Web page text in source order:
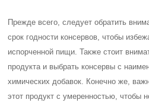
Прежде всего, следует обратить
срок годности консервов, чтобы
испорченной пищи. Также стоит
продукта и выбрать консервы с
химических добавок. Конечно же,
этот продукт с умеренностью, чтобы